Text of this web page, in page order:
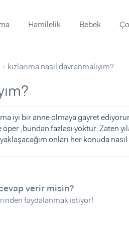
Hamilelik Bebek
kızlarıma nasıl davranmalıyım?
iyi bir anne olmaya gayret
,bundan fazlası yoktur. Zaten
onları her konuda nasıl
verir misin?
faydalanmak istiyor!